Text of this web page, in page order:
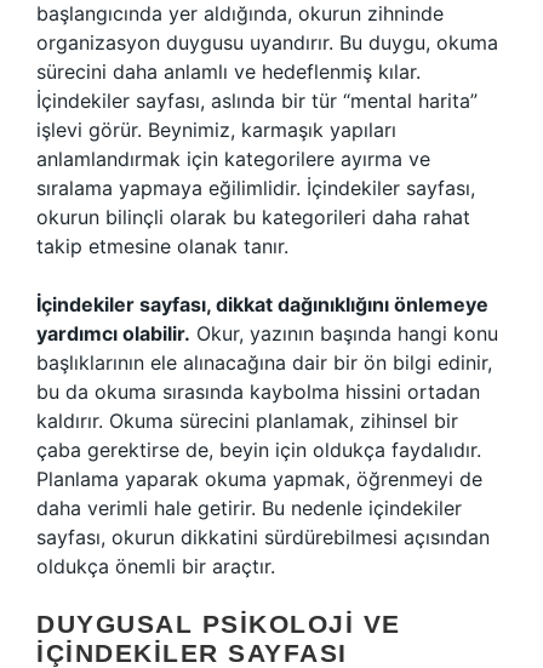
başlangıcında yer aldığında, okurun zihninde
organizasyon duygusu uyandırır. Bu duygu, okuma
sürecini daha anlamlı ve hedeflenmiş kılar.
İçindekiler sayfası, aslında bir tür “mental harita”
işlevi görür. Beynimiz, karmaşık yapıları
anlamlandırmak için kategorilere ayırma ve
sıralama yapmaya eğilimlidir. İçindekiler sayfası,
okurun bilinçli olarak bu kategorileri daha rahat
takip etmesine olanak tanır.
İçindekiler sayfası, dikkat dağınıklığını önlemeye
yardımcı olabilir. Okur, yazının başında hangi konu
başlıklarının ele alınacağına dair bir ön bilgi edinir,
bu da okuma sırasında kaybolma hissini ortadan
kaldırır. Okuma sürecini planlamak, zihinsel bir
çaba gerektirse de, beyin için oldukça faydalıdır.
Planlama yaparak okuma yapmak, öğrenmeyi de
daha verimli hale getirir. Bu nedenle içindekiler
sayfası, okurun dikkatini sürdürebilmesi açısından
oldukça önemli bir araçtır.
DUYGUSAL PSIKOLOJI VE
İÇINDEKILER SAYFASI